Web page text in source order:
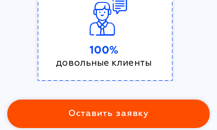
100%
довольные клиенты
Оставить заявку